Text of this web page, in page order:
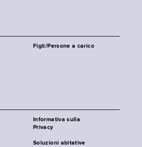
Figli/Persone a carico
Informativa sulla
Privacy
Soluzioni abitative